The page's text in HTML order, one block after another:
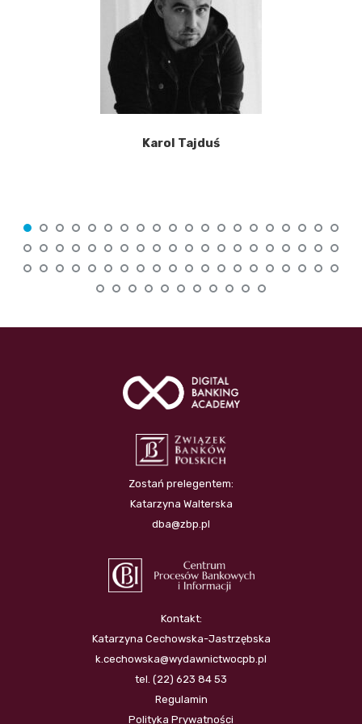
Karol Tajduś
Zostań prelegentem:
Katarzyna Walterska
dba@zbp.pl
Kontakt:
Katarzyna Cechowska-Jastrzębska
k.cechowska@wydawnictwocpb.pl
tel. (22) 623 84 53
Regulamin
Polityka Prywatności